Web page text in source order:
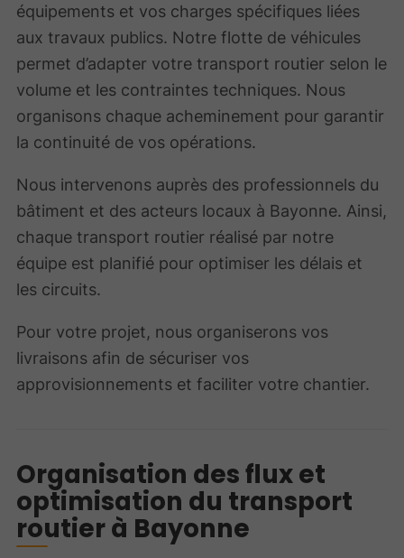
équipements et vos charges spécifiques liées
aux travaux publics. Notre flotte de véhicules
permet d’adapter votre transport routier selon le
volume et les contraintes techniques. Nous
organisons chaque acheminement pour garantir
la continuité de vos opérations.
Nous intervenons auprès des professionnels du
bâtiment et des acteurs locaux à Bayonne. Ainsi,
chaque transport routier réalisé par notre
équipe est planifié pour optimiser les délais et
les circuits.
Pour votre projet, nous organiserons vos
livraisons afin de sécuriser vos
approvisionnements et faciliter votre chantier.
Organisation des flux et
optimisation du transport
routier à Bayonne